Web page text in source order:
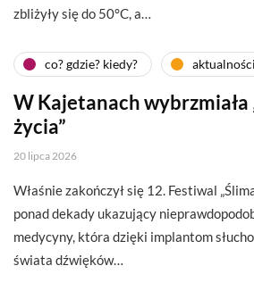
zbliżyły się do 50°C, a…
co? gdzie? kiedy? aktualności
W Kajetanach wybrzmiała
życia”
20 lipca 2026
Właśnie zakończył się 12. Festiwal
ponad dekady ukazujący
medycyny, która dzięki implantom
świata dźwięków…